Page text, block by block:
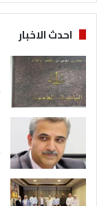
رّ
ت
ق
ر
ي
ر
2
0
و
ا
ل
احدث الاخبار